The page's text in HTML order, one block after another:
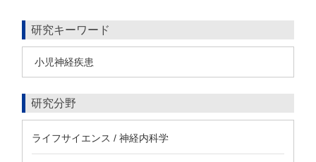
研究キーワード
小児神経疾患
研究分野
ライフサイエンス / 神経内科学